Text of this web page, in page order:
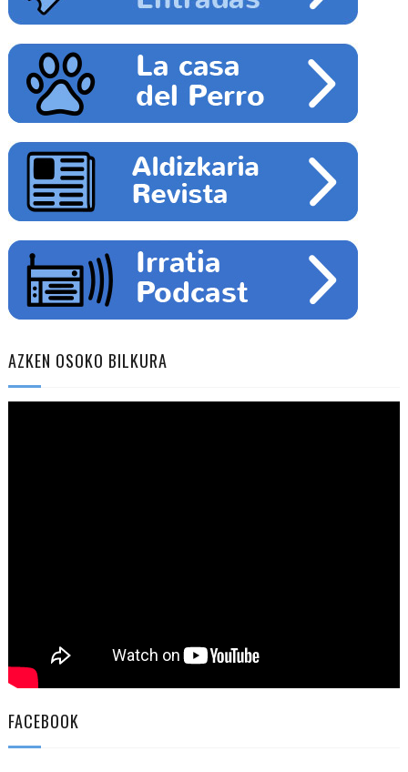
AZKEN OSOKO BILKURA
FACEBOOK